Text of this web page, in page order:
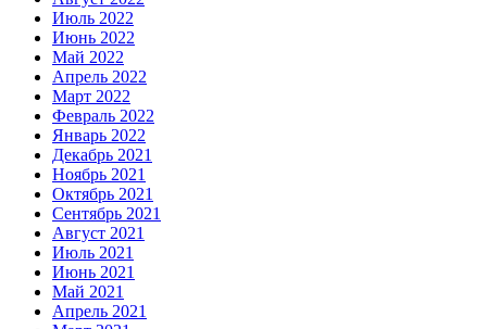
Июль 2022
Июнь 2022
Май 2022
Апрель 2022
Март 2022
Февраль 2022
Январь 2022
Декабрь 2021
Ноябрь 2021
Октябрь 2021
Сентябрь 2021
Август 2021
Июль 2021
Июнь 2021
Май 2021
Апрель 2021